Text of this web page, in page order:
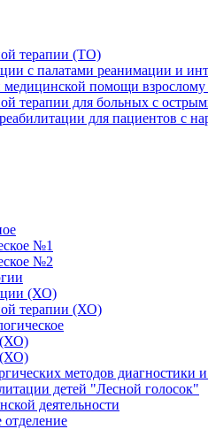
терапии (ТО)
с палатами реанимации и
медицинской помощи
терапии для больных с
для пациентов с
№1
№2
(ХО)
терапии (ХО)
методов диагностики
детей "Лесной голосок"
деятельности
отделение